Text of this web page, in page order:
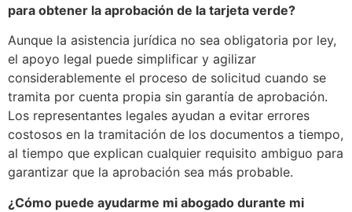
para obtener la aprobación de la tarjeta verde?
Aunque la asistencia jurídica no sea obligatoria por ley,
el apoyo legal puede simplificar y agilizar
considerablemente el proceso de solicitud cuando se
tramita por cuenta propia sin garantía de aprobación.
Los representantes legales ayudan a evitar errores
costosos en la tramitación de los documentos a tiempo,
al tiempo que explican cualquier requisito ambiguo para
garantizar que la aprobación sea más probable.
¿Cómo puede ayudarme mi abogado durante mi